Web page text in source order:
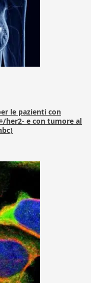
le pazienti con
her2- e con tumore al